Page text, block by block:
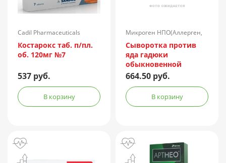
Cadil Pharmaceuticals
Limited/Индия
Костарокс таб. п/пл.
об. 120мг №7
537 руб.
В корзину
Микроген НПО(Аллерген,
г.Ставрополь)/Россия
Сыворотка против
яда гадюки
обыкновенной
лошадиная
очищенная
концентрированная
жидкая амп.(р-р д/
664.50 руб.
В корзину